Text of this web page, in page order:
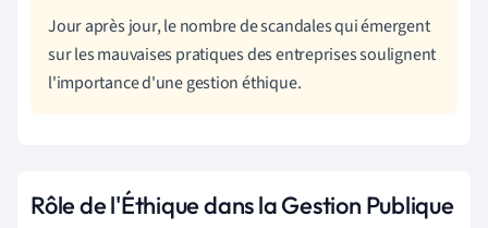
Jour après jour, le nombre de scandales qui émergent
sur les mauvaises pratiques des entreprises soulignent
l'importance d'une gestion éthique.
Rôle de l'Éthique dans la Gestion Publique